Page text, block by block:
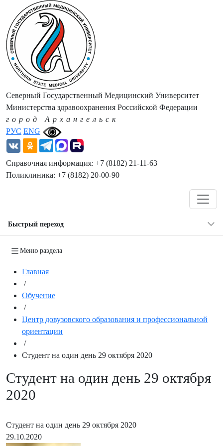
РУС ENG
Северный Государственный Медицинский Университет
Министерства здравоохранения Российской Федерации
город Архангельск
Справочная информация: +7 (8182) 21-11-63
Поликлиника: +7 (8182) 20-00-90
Быстрый переход
Меню раздела
Главная
/
Обучение
/
Центр довузовского образования и профессиональной
ориентации
/
Студент на один день 29 октября 2020
Студент на один день 29 октября
2020
Студент на один день 29 октября 2020
29.10.2020